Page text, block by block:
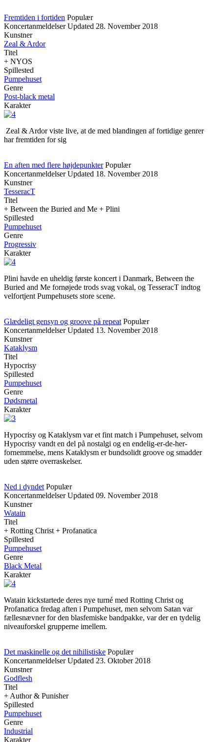
Fremtiden i fortiden Populær
Koncertanmeldelser Updated 28. November 2018
Kunstner
Zeal & Ardor
Titel
+ NYOS
Spillested
Pumpehuset
Genre
Post-black metal
Karakter
Zeal & Ardor viste live, at de med blandingen af fortidige genrer
har fremtiden for sig
En aften med flere højdepunkter Populær
Koncertanmeldelser Updated 18. November 2018
Kunstner
TesseracT
Titel
+ Between the Buried and Me + Plini
Spillested
Pumpehuset
Genre
Progressiv
Karakter
Plini havde en uheldig første koncert i Danmark, Between the
Buried and Me fornøjede trods svag vokal, og TesseracT indtog
velfortjent Pumpehusets store scene.
Glædeligt gensyn og groove på repeat Populær
Koncertanmeldelser Updated 13. November 2018
Kunstner
Kataklysm
Titel
Hypocrisy
Spillested
Pumpehuset
Genre
Dødsmetal
Karakter
Hypocrisy og Kataklysm var et fint match i Pumpehuset, selvom
Hypocrisy vandt en del på nostalgi og en endelig-er-de-her-
fornemmelse, mens Kataklysm er bundsolidt groove og smadder
uden større overraskelser.
Ned i dyndet Populær
Koncertanmeldelser Updated 09. November 2018
Kunstner
Watain
Titel
+ Rotting Christ + Profanatica
Spillested
Pumpehuset
Genre
Black Metal
Karakter
Watain kickstartede deres nye turné med Rotting Christ og
Profanatica fredag aften i Pumpehuset, men selvom Satan var
fællesnævner for den blasfemiske bandpakke, var der en tydelig
niveauforskel grupperne imellem.
Det maskinelle og det nihilistiske Populær
Koncertanmeldelser Updated 23. Oktober 2018
Kunstner
Godflesh
Titel
+ Author & Punisher
Spillested
Pumpehuset
Genre
Industrial
Karakter